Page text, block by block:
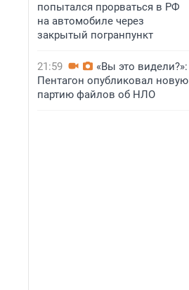
попытался прорваться в РФ
на автомобиле через
закрытый погранпункт
21:59
«Вы это видели?»:
Пентагон опубликовал новую
партию файлов об НЛО